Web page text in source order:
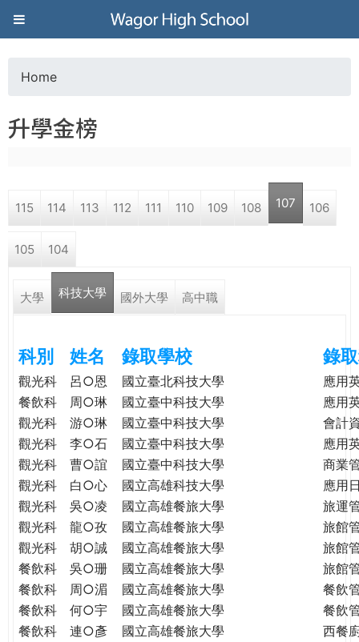
Jump to navigation
葳
格
高
學
格。
o
a
r
e
e
r
e
Home
升學金榜
115 114 113 112 111 110 109 108 107 106
105 104
大學 科技大學 國外大學 高中職
科別 姓名 錄取學校 錄
觀光科 呂○恩 國立臺北科技大學
應用
餐飲科
周○琳 國立臺中科技大學
應用
觀光科
游○琳 國立臺中科技大學
會計
觀光科
李○石 國立臺中科技大學
應用
觀光科
曹○誼 國立臺中科技大學
商業
觀光科
白○心 國立高雄科技大學
應用
觀光科
吳○凌 國立高雄餐旅大學
旅運
觀光科
龍○孜 國立高雄餐旅大學
旅館
觀光科
胡○誠 國立高雄餐旅大學
旅館
餐飲科
吳○珊 國立高雄餐旅大學
旅館
餐飲科
周○湄 國立高雄餐旅大學
餐飲
餐飲科
何○宇 國立高雄餐旅大學
餐飲
餐飲科
連○彥 國立高雄餐旅大學
西餐